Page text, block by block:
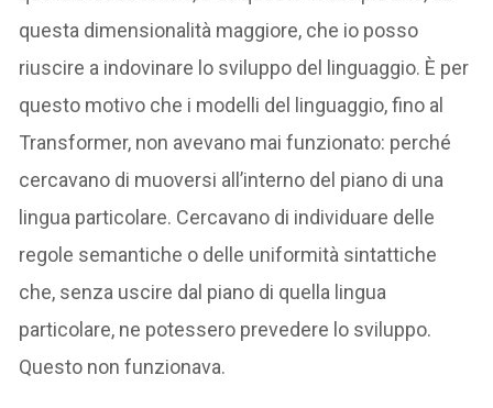
questa dimensionalità maggiore, che io posso
riuscire a indovinare lo sviluppo del linguaggio. È per
questo motivo che i modelli del linguaggio, fino al
Transformer, non avevano mai funzionato: perché
cercavano di muoversi all’interno del piano di una
lingua particolare. Cercavano di individuare delle
regole semantiche o delle uniformità sintattiche
che, senza uscire dal piano di quella lingua
particolare, ne potessero prevedere lo sviluppo.
Questo non funzionava.